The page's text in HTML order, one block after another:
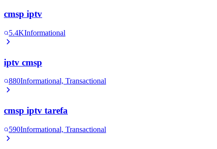
cmsp iptv
5.4KInformational
iptv cmsp
880Informational, Transactional
cmsp iptv tarefa
590Informational, Transactional